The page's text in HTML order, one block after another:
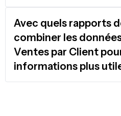
Avec quels rapports
combiner les
Ventes par Client
informations plus